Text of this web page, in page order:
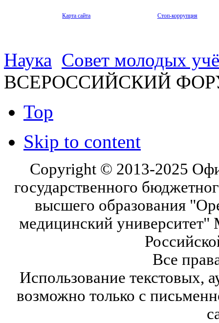
Карта сайта Стоп-коррупция
Наука Совет молодых
ВСЕРОССИЙСКИЙ
Top
Skip to content
Copyright © 2013-2025
государственного
высшего образования
медицинский университет"
Все
Использование текстовых,
возможно только с